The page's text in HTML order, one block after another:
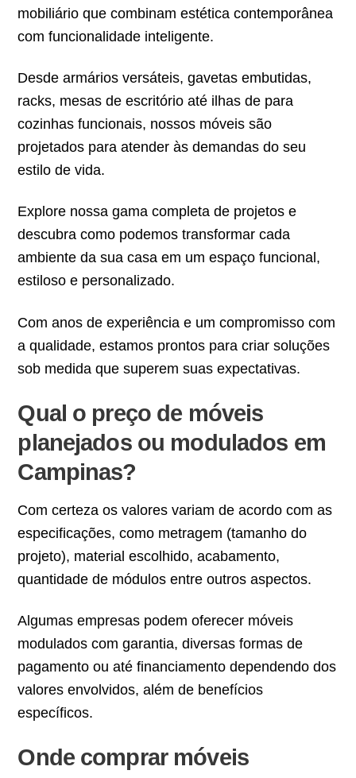
mobiliário que combinam estética contemporânea
com funcionalidade inteligente.
Desde armários versáteis, gavetas embutidas,
racks, mesas de escritório até ilhas de para
cozinhas funcionais, nossos móveis são
projetados para atender às demandas do seu
estilo de vida.
Explore nossa gama completa de projetos e
descubra como podemos transformar cada
ambiente da sua casa em um espaço funcional,
estiloso e personalizado.
Com anos de experiência e um compromisso com
a qualidade, estamos prontos para criar soluções
sob medida que superem suas expectativas.
Qual o preço de móveis
planejados ou modulados em
Campinas?
Com certeza os valores variam de acordo com as
especificações, como metragem (tamanho do
projeto), material escolhido, acabamento,
quantidade de módulos entre outros aspectos.
Algumas empresas podem oferecer móveis
modulados com garantia, diversas formas de
pagamento ou até financiamento dependendo dos
valores envolvidos, além de benefícios
específicos.
Onde comprar móveis